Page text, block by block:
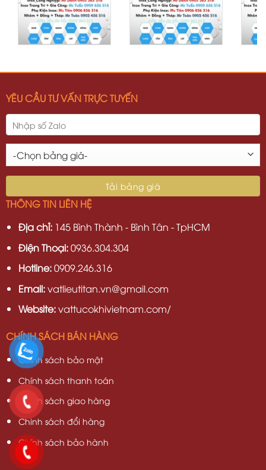
YÊU CẦU TƯ VẤN TRỰC TUYẾN
THÔNG TIN LIÊN HỆ
Địa chỉ:145 Bình Thành - Bình Tân - TpHCM
Điện Thoại:0936.304.304
Hotline:0909.246.316
Email:vatlieutitan.vn@gmail.com
Website:vattucokhivietnam.com/
CHÍNH SÁCH BÁN HÀNG
Chính sách bảo mật
Chính sách thanh toán
Chính sách giao hàng
Chinh sách đổi hàng
Chính sách bảo hành